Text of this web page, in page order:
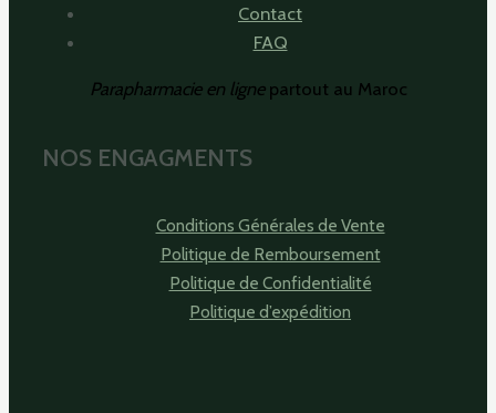
Contact
FAQ
Parapharmacie en lignepartout au Maroc
NOS ENGAGMENTS
Conditions Générales de Vente
Politique de Remboursement
Politique de Confidentialité
Politique d’expédition